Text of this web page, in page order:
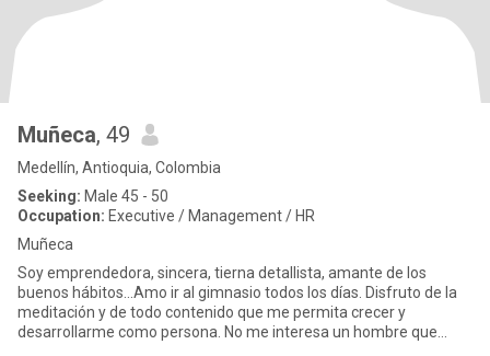
Muñeca, 49
Medellín, Antioquia, Colombia
Seeking: Male 45 - 50
Occupation: Executive / Management / HR
Muñeca
Soy emprendedora, sincera, tierna detallista, amante de los
buenos hábitos...Amo ir al gimnasio todos los días. Disfruto de la
meditación y de todo contenido que me permita crecer y
desarrollarme como persona. No me interesa un hombre que